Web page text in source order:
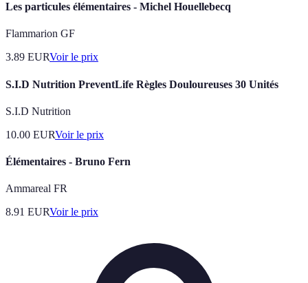
Les particules élémentaires - Michel Houellebecq
Flammarion GF
3.89 EURVoir le prix
S.I.D Nutrition PreventLife Règles Douloureuses 30 Unités
S.I.D Nutrition
10.00 EURVoir le prix
Élémentaires - Bruno Fern
Ammareal FR
8.91 EURVoir le prix